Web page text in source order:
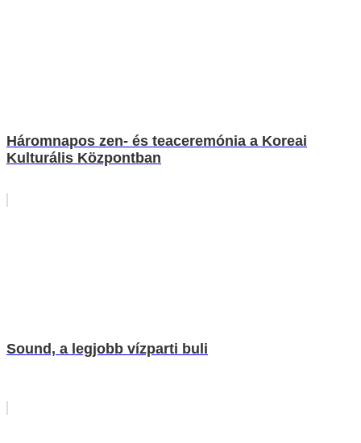
Háromnapos zen- és teaceremónia a Koreai
Kulturális Központban
Sound, a legjobb vízparti buli